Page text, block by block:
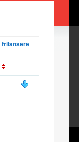
frilansere